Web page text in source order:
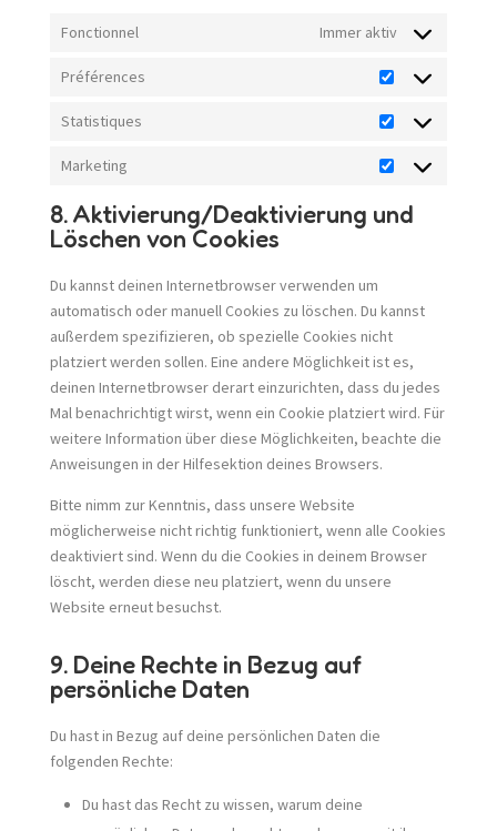
Fonctionnel Immer aktiv
Préférences
Préférences
Statistiques
Statistiques
Marketing
Marketing
8. Aktivierung/Deaktivierung und
Löschen von Cookies
Du kannst deinen Internetbrowser verwenden um
automatisch oder manuell Cookies zu löschen. Du kannst
außerdem spezifizieren, ob spezielle Cookies nicht
platziert werden sollen. Eine andere Möglichkeit ist es,
deinen Internetbrowser derart einzurichten, dass du jedes
Mal benachrichtigt wirst, wenn ein Cookie platziert wird. Für
weitere Information über diese Möglichkeiten, beachte die
Anweisungen in der Hilfesektion deines Browsers.
Bitte nimm zur Kenntnis, dass unsere Website
möglicherweise nicht richtig funktioniert, wenn alle Cookies
deaktiviert sind. Wenn du die Cookies in deinem Browser
löscht, werden diese neu platziert, wenn du unsere
Website erneut besuchst.
9. Deine Rechte in Bezug auf
persönliche Daten
Du hast in Bezug auf deine persönlichen Daten die
folgenden Rechte:
Du hast das Recht zu wissen, warum deine